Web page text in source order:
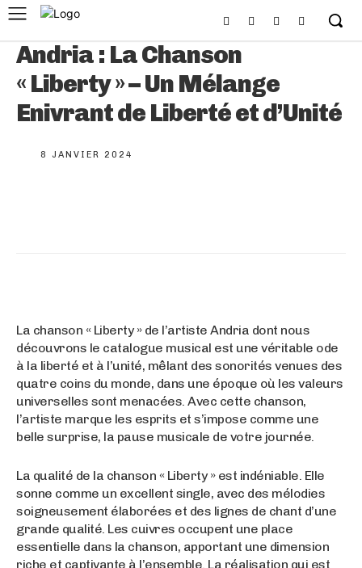
Andria : La Chanson
« Liberty » – Un Mélange
Enivrant de Liberté et d’Unité
8 JANVIER 2024
La chanson « Liberty » de l’artiste Andria dont nous
découvrons le catalogue musical est une véritable ode
à la liberté et à l’unité, mêlant des sonorités venues des
quatre coins du monde, dans une époque où les valeurs
universelles sont menacées. Avec cette chanson,
l’artiste marque les esprits et s’impose comme une
belle surprise, la pause musicale de votre journée.
La qualité de la chanson « Liberty » est indéniable. Elle
sonne comme un excellent single, avec des mélodies
soigneusement élaborées et des lignes de chant d’une
grande qualité. Les cuivres occupent une place
essentielle dans la chanson, apportant une dimension
riche et captivante à l’ensemble. La réalisation qui est